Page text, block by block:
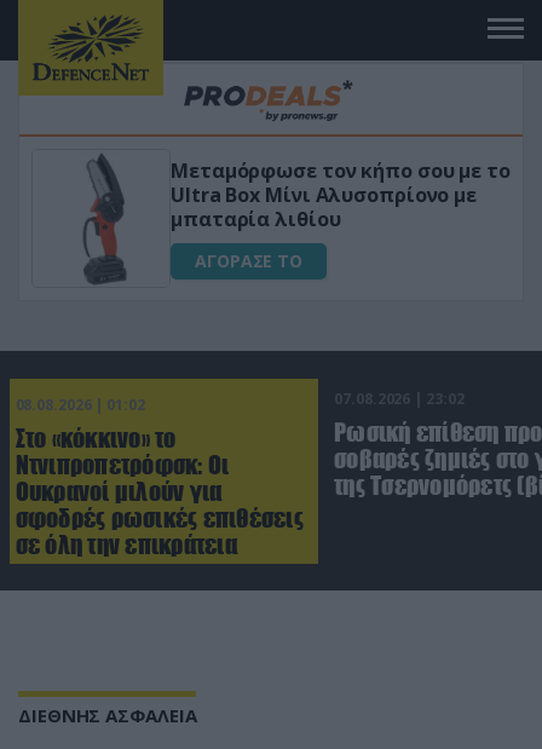
Μεταμόρφωσε τον κήπο σου με το
Ultra Box Μίνι Αλυσοπρίονο με
μπαταρία λιθίου
ΑΓΟΡΑΣΕ ΤΟ
08.08.2026 | 01:02
Στο «κόκκινο» το
Ντνιπροπετρόφσκ: Οι
Ουκρανοί μιλούν για
σφοδρές ρωσικές επιθέσεις
σε όλη την επικράτεια
07.08.2026 | 23:02
Ρωσική επίθεση
σοβαρές ζημιές στο
της Τσερνομόρετς
ΔΙΕΘΝΗΣ ΑΣΦΑΛΕΙΑ